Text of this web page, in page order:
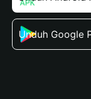
Unduh Google